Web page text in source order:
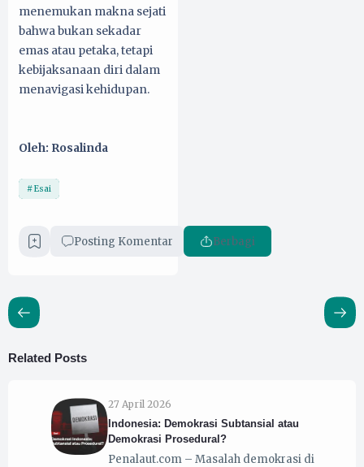
menemukan makna sejati
bahwa bukan sekadar
emas atau petaka, tetapi
kebijaksanaan diri dalam
menavigasi kehidupan.
Oleh: Rosalinda
Esai
Posting Komentar Berbagi
Related Posts
27 April 2026
Indonesia: Demokrasi Subtansial atau
Demokrasi Prosedural?
Penalaut.com – Masalah demokrasi di